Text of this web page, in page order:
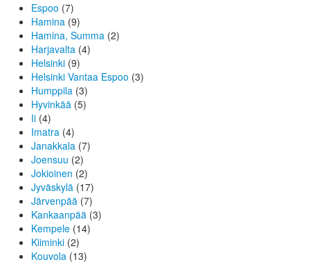
Espoo (7)
Hamina (9)
Hamina, Summa (2)
Harjavalta (4)
Helsinki (9)
Helsinki Vantaa Espoo (3)
Humppila (3)
Hyvinkää (5)
Ii (4)
Imatra (4)
Janakkala (7)
Joensuu (2)
Jokioinen (2)
Jyväskylä (17)
Järvenpää (7)
Kankaanpää (3)
Kempele (14)
Kiiminki (2)
Kouvola (13)